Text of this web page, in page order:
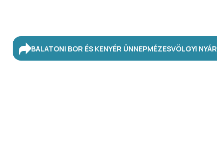
BALATONI BOR ÉS KENYÉR ÜNNEPMÉZESVÖLGYI NYÁR